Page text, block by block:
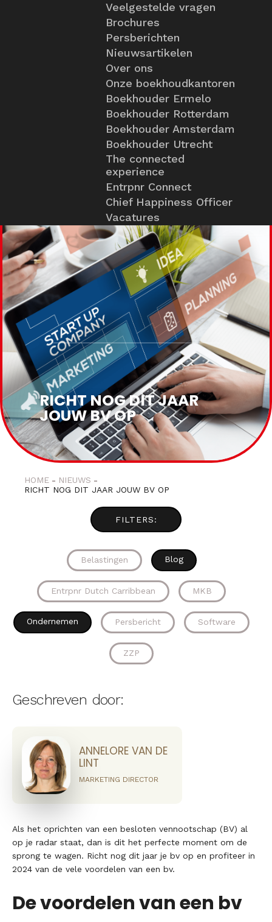
Veelgestelde vragen
Brochures
Persberichten
Nieuwsartikelen
Over ons
Onze boekhoudkantoren
Boekhouder Ermelo
Boekhouder Rotterdam
Boekhouder Amsterdam
Boekhouder Utrecht
The connected
experience
Entrpnr Connect
Chief Happiness Officer
Vacatures
RICHT NOG DIT JAAR
JOUW BV OP
HOME
NIEUWS
RICHT NOG DIT JAAR JOUW BV OP
Belastingen Blog
Entrpnr Dutch Carribbean MKB
Ondernemen Persbericht Software
ZZP
Geschreven door:
ANNELORE VAN DE
LINT
MARKETING DIRECTOR
Als het oprichten van een besloten vennootschap (BV) al
op je radar staat, dan is dit het perfecte moment om de
sprong te wagen. Richt nog dit jaar je bv op en profiteer in
2024 van de vele voordelen van een bv.
De voordelen van een bv